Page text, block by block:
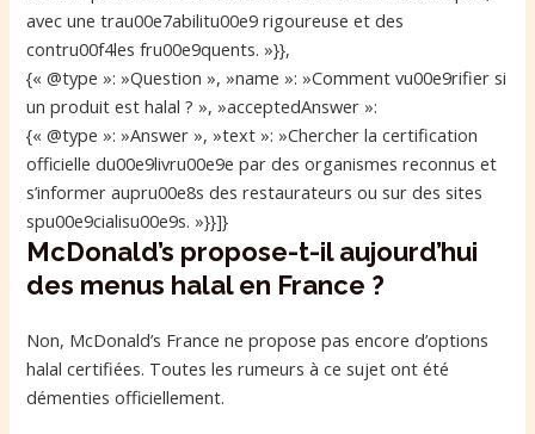
avec une trau00e7abilitu00e9 rigoureuse et des
contru00f4les fru00e9quents. »}},
{« @type »: »Question », »name »: »Comment vu00e9rifier si
un produit est halal ? », »acceptedAnswer »:
{« @type »: »Answer », »text »: »Chercher la certification
officielle du00e9livru00e9e par des organismes reconnus et
s’informer aupru00e8s des restaurateurs ou sur des sites
spu00e9cialisu00e9s. »}}]}
McDonald’s propose-t-il aujourd’hui
des menus halal en France ?
Non, McDonald’s France ne propose pas encore d’options
halal certifiées. Toutes les rumeurs à ce sujet ont été
démenties officiellement.